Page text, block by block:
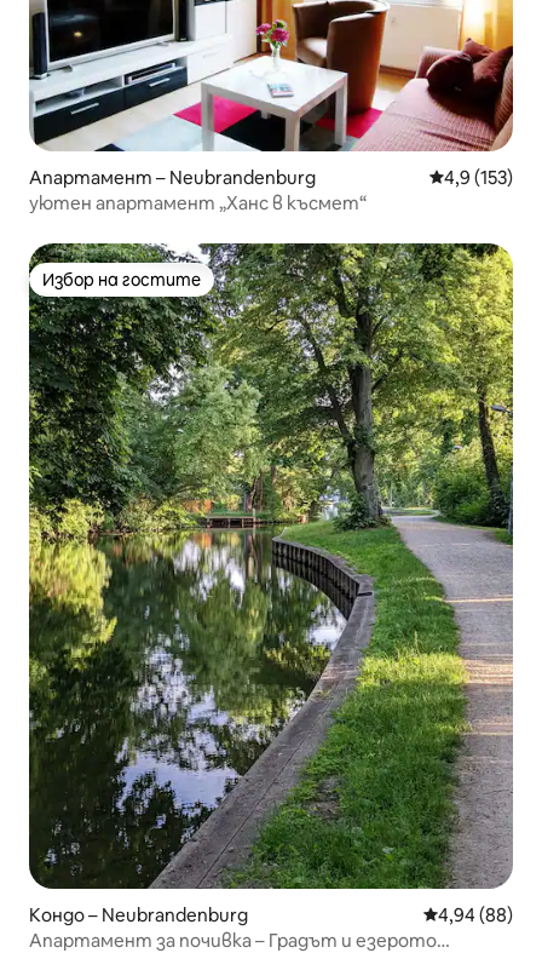
Апартамент – Neubrandenburg Средна
4,9 (153)
уютен апартамент „Ханс в късмет“
Избор на гостите
Избор на гостите
Кондо – Neubrandenburg Средна
4,94 (88)
Апартамент за почивка – Градът и езерото